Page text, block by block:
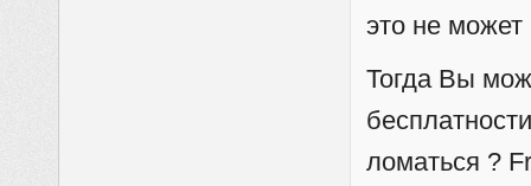
это не может
Тогда Вы
ломаться ?